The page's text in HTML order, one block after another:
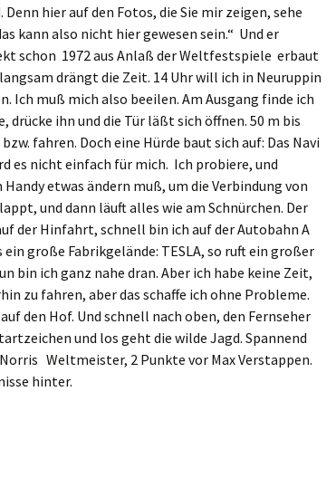
hier auf den Fotos, die Sie mir zeigen, sehe
kann also nicht hier gewesen sein.“ Und er
schon 1972 aus Anlaß der Weltfestspiele erbaut
drängt die Zeit. 14 Uhr will ich in Neuruppin
Ich muß mich also beeilen. Am Ausgang finde ich
drücke ihn und die Tür läßt sich öffnen. 50 m bis
fahren. Doch eine Hürde baut sich auf: Das Navi
es nicht einfach für mich. Ich probiere, und
etwas ändern muß, um die Verbindung von
und dann läuft alles wie am Schnürchen. Der
der Hinfahrt, schnell bin ich auf der Autobahn A
große Fabrikgelände: TESLA, so ruft ein großer
bin ich ganz nahe dran. Aber ich habe keine Zeit,
zu fahren, aber das schaffe ich ohne Probleme.
den Hof. Und schnell nach oben, den Fernseher
und los geht die wilde Jagd. Spannend
Weltmeister, 2 Punkte vor Max Verstappen.
hinter.